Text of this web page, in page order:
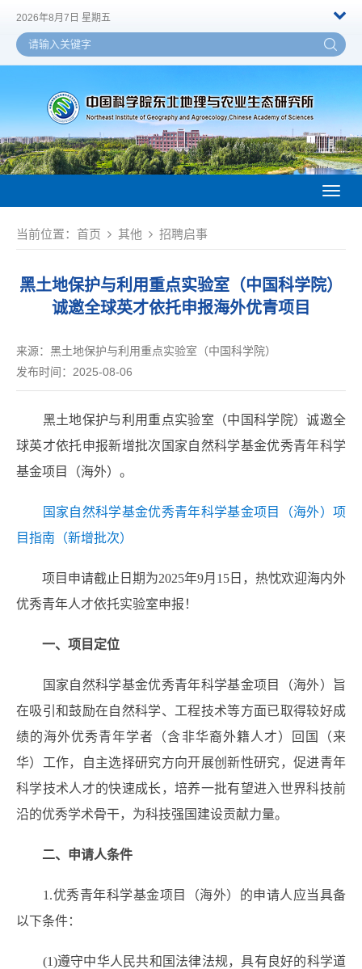
2026年8月7日 星期五
当前位置： 首页 其他 招聘启事
黑土地保护与利用重点实验室（中国科学院）
诚邀全球英才依托申报海外优青项目
来源： 黑土地保护与利用重点实验室（中国科学院）
发布时间：2025-08-06
黑土地保护与利用重点实验室（中国科学院）诚邀全
球英才依托申报新增批次国家自然科学基金优秀青年科学
基金项目
（海外） 。
国家自然科学基金优秀青年科学基金项目（海外）项
目指南（新增批次）
项目申请截止日期为2025年9月15日，热忱欢迎海内外
优秀青年人才依托实验室申报！
一、项目定位
国家自然科学基金优秀青年科学基金项目 （海外）
旨
在吸引和鼓励在自然科学、工程技术等方面已取得较好成
绩的海外优秀青年学者（含非华裔外籍人才） 回国 （来
华） 工作，自主选择研究方向开展创新性研究，促进青年
科学技术人才的快速成长，培养一批有望进入世界科技前
沿的优秀学术骨干，为科技强国建设贡献力量。
二、申请人条件
1.优秀青年科学基金项目 （海外） 的申请人应当具备
以下条件：
(1)遵守中华人民共和国法律法规，具有良好的科学道